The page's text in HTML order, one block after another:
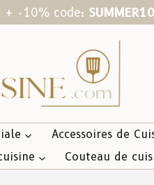
+ -10% code: SUMMER10
Accessoires de
Couteau de